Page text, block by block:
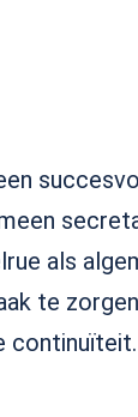
als
te
continuïteit.